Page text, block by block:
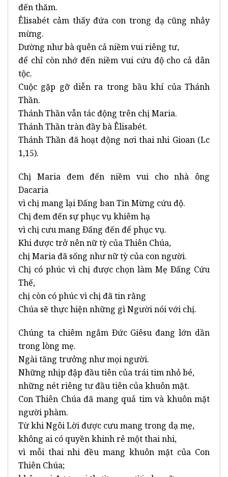
đến thăm.
Êlisabét cảm thấy đứa con trong dạ cũng nhảy
mừng.
Dường như bà quên cả niềm vui riêng tư,
để chỉ còn nhớ đến niềm vui cứu độ cho cả dân
tộc.
Cuộc gặp gỡ diễn ra trong bầu khí của Thánh
Thần.
Thánh Thần vẫn tác động trên chị Maria.
Thánh Thần tràn đầy bà Êlisabét.
Thánh Thần đã hoạt động nơi thai nhi Gioan (Lc
1,15).
Chị Maria đem đến niềm vui cho nhà ông
Dacaria
vì chị mang lại Ðấng ban Tin Mừng cứu độ.
Chị đem đến sự phục vụ khiêm hạ
vì chị cưu mang Ðấng đến để phục vụ.
Khi được trở nên nữ tỳ của Thiên Chúa,
chị Maria đã sống như nữ tỳ của con người.
Chị có phúc vì chị được chọn làm Mẹ Ðấng Cứu
Thế,
chị còn có phúc vì chị đã tin rằng
Chúa sẽ thực hiện những gì Người nói với chị.
Chúng ta chiêm ngắm Ðức Giêsu đang lớn dần
trong lòng mẹ.
Ngài tăng trưởng như mọi người.
Những nhịp đập đầu tiên của trái tim nhỏ bé,
những nét riêng tư đầu tiên của khuôn mặt.
Con Thiên Chúa đã mang quả tim và khuôn mặt
người phàm.
Từ khi Ngôi Lời được cưu mang trong dạ mẹ,
không ai có quyền khinh rẻ một thai nhi,
vì mỗi thai nhi đều mang khuôn mặt của Con
Thiên Chúa;